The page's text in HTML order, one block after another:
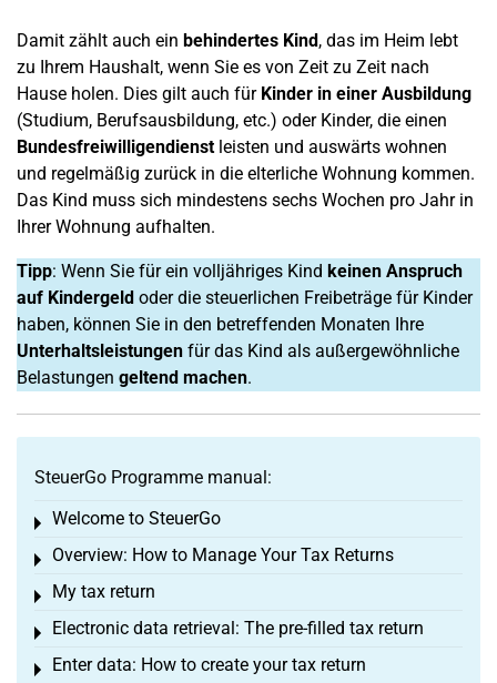
Damit zählt auch ein behindertes Kind, das im Heim lebt
zu Ihrem Haushalt, wenn Sie es von Zeit zu Zeit nach
Hause holen. Dies gilt auch für Kinder in einer Ausbildung
(Studium, Berufsausbildung, etc.) oder Kinder, die einen
Bundesfreiwilligendienstleisten und auswärts wohnen
und regelmäßig zurück in die elterliche Wohnung kommen.
Das Kind muss sich mindestens sechs Wochen pro Jahr in
Ihrer Wohnung aufhalten.
Tipp: Wenn Sie für ein volljähriges Kind keinen Anspruch
auf Kindergeld oder die steuerlichen Freibeträge für Kinder
haben, können Sie in den betreffenden Monaten Ihre
Unterhaltsleistungen für das Kind als außergewöhnliche
Belastungen geltend machen.
SteuerGo Programme manual:
Welcome to SteuerGo
Toggle menu
Overview: How to Manage Your Tax Returns
Toggle menu
My tax return
Toggle menu
Electronic data retrieval: The pre-filled tax return
Toggle menu
Enter data: How to create your tax return
Toggle menu